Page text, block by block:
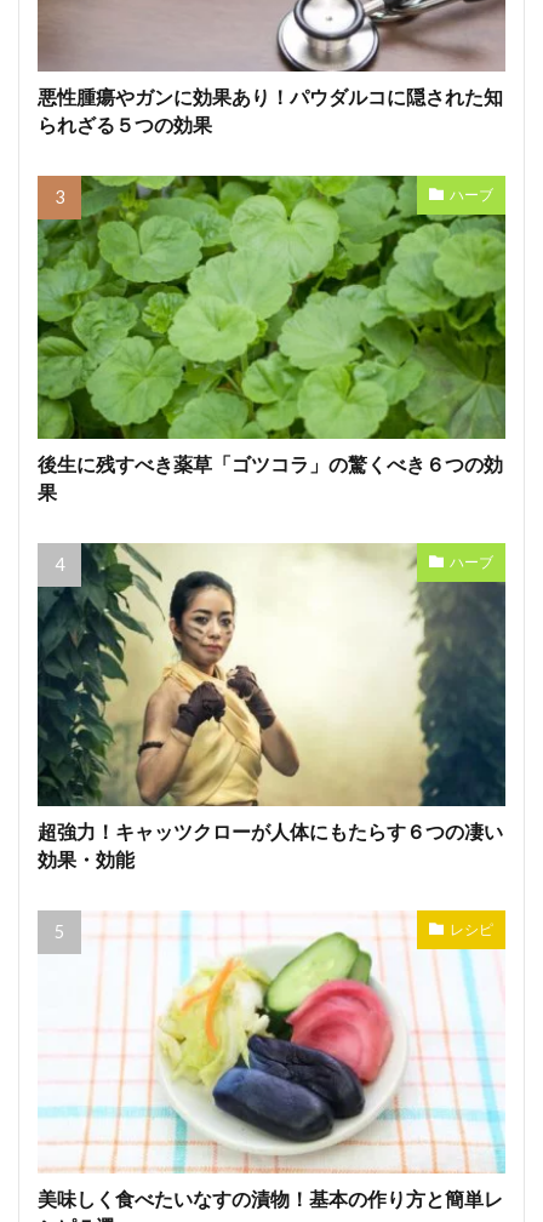
悪性腫瘍やガンに効果あり！パウダルコに隠された知
られざる５つの効果
ハーブ
後生に残すべき薬草「ゴツコラ」の驚くべき６つの効
果
ハーブ
超強力！キャッツクローが人体にもたらす６つの凄い
効果・効能
レシピ
美味しく食べたいなすの漬物！基本の作り方と簡単レ